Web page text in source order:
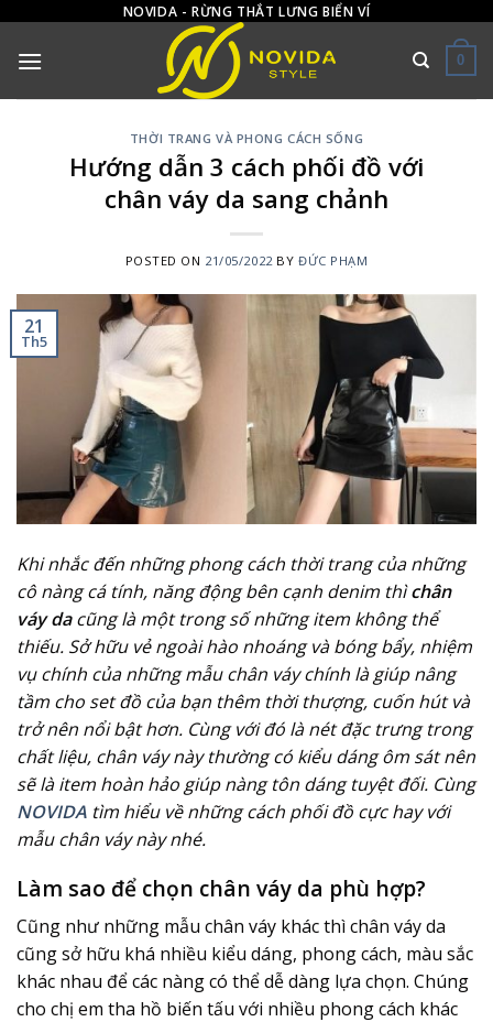
content
NOVIDA - RỪNG THẮT LƯNG BIỂN VÍ
0
THỜI TRANG VÀ PHONG CÁCH SỐNG
Hướng dẫn 3 cách phối đồ với
chân váy da sang chảnh
POSTED ON 21/05/2022 BY ĐỨC PHẠM
21
Th5
Khi nhắc đến những phong cách thời trang của những
cô nàng cá tính, năng động bên cạnh denim thìchân
váy dacũng là một trong số những item không thể
thiếu. Sở hữu vẻ ngoài hào nhoáng và bóng bẩy, nhiệm
vụ chính của những mẫu chân váy chính là giúp nâng
tầm cho set đồ của bạn thêm thời thượng, cuốn hút và
trở nên nổi bật hơn. Cùng với đó là nét đặc trưng trong
chất liệu, chân váy này thường có kiểu dáng ôm sát nên
sẽ là item hoàn hảo giúp nàng tôn dáng tuyệt đối. Cùng
NOVIDA tìm hiểu về những cách phối đồ cực hay với
mẫu chân váy này nhé.
Làm sao để chọn chân váy da phù hợp?
Cũng như những mẫu chân váy khác thì chân váy da
cũng sở hữu khá nhiều kiểu dáng, phong cách, màu sắc
khác nhau để các nàng có thể dễ dàng lựa chọn. Chúng
cho chị em tha hồ biến tấu với nhiều phong cách khác